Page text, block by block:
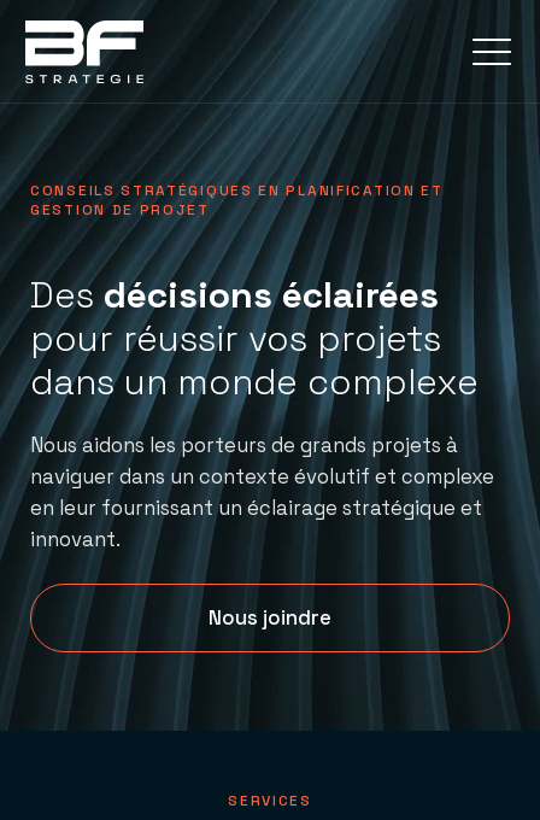
CONSEILS STRATÉGIQUES EN PLANIFICATION ET
GESTION DE PROJET
Desdécisions éclairées
pour réussir vos projets
dans un monde complexe
Nous aidons les porteurs de grands projets à
naviguer dans un contexte évolutif et complexe
en leur fournissant un éclairage stratégique et
innovant.
Nous joindre
SERVICES